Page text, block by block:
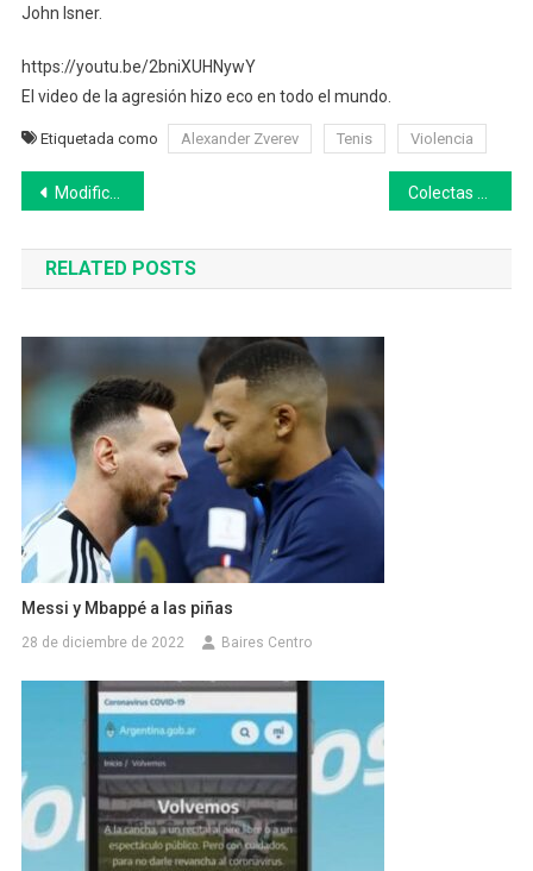
John Isner.
https://youtu.be/2bniXUHNywY
El video de la agresión hizo eco en todo el mundo.
Etiquetada como Alexander Zverev Tenis Violencia
Navegación
de
entradas
Modifican el calendario escolar 2022: cuándo son las vacaciones de invierno y la fecha de fin de clases
RELATED POSTS
Messi y Mbappé a las piñas
28 de diciembre de 2022 Baires Centro